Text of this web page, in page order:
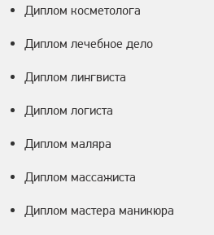
Диплом косметолога
Диплом лечебное дело
Диплом лингвиста
Диплом логиста
Диплом маляра
Диплом массажиста
Диплом мастера маникюра